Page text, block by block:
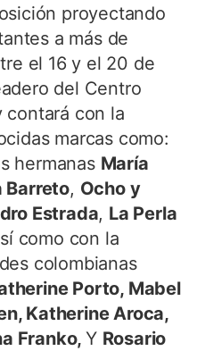
proyectando
a más de
el 16 y el 20 de
del Centro
contará con la
marcas como:
hermanas María
Barreto, Ocho y
Estrada, La Perla
como con la
colombianas
Porto, Mabel
Katherine Aroca,
Franko, Y Rosario